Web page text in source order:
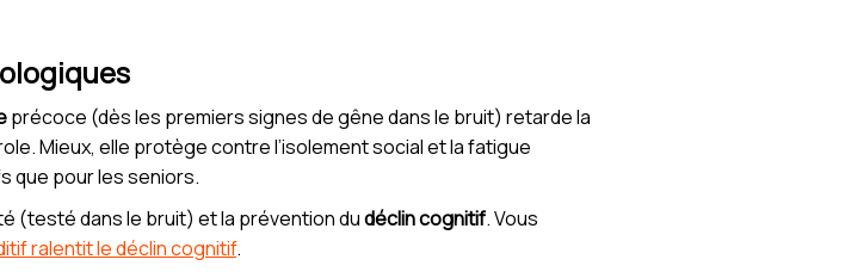
précoce (dès les premiers signes de gêne dans le bruit) retarde la
Mieux, elle protège contre l’isolement social et la fatigue
que pour les seniors.
(testé dans le bruit) et la prévention dudéclin cognitif. Vous
ralentit le déclin cognitif.